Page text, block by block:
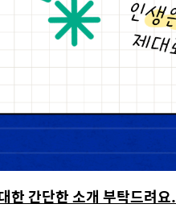
한 간단한 소개 부탁드려요.